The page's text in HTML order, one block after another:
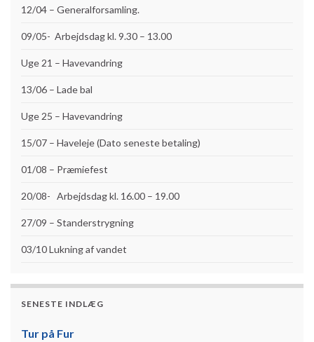
12/04 – Generalforsamling.
09/05- Arbejdsdag kl. 9.30 – 13.00
Uge 21 – Havevandring
13/06 – Lade bal
Uge 25 – Havevandring
15/07 – Haveleje (Dato seneste betaling)
01/08 – Præmiefest
20/08- Arbejdsdag kl. 16.00 – 19.00
27/09 – Standerstrygning
03/10 Lukning af vandet
SENESTE INDLÆG
Tur på Fur